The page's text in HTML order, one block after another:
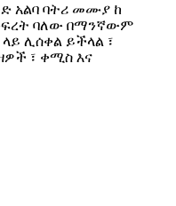
አልባ ባትሪ መሙያ ከ
ባለው በማንኛውም
ሊሰቀል ይችላል ፣
፣ ቀሚስ እና